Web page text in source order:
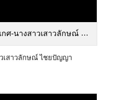
นางสาวเสาวลักษณ์ ไชยปัญญา.pdf
เสาวลักษณ์ ไชยปัญญา